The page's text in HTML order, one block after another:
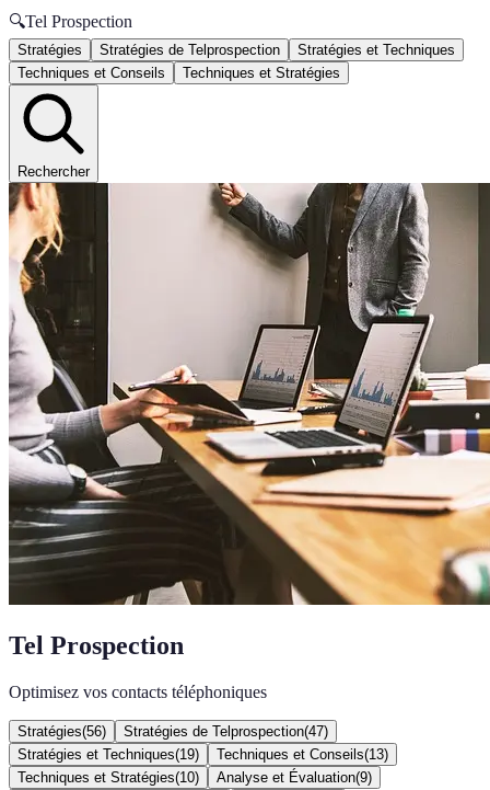
🔍Tel Prospection
Stratégies Stratégies de Telprospection
Stratégies et Techniques
Techniques et Conseils
Techniques et Stratégies
Rechercher
Tel Prospection
Optimisez vos contacts téléphoniques
Stratégies(56) Stratégies de Telprospection(47)
Stratégies et Techniques(19) Techniques et Conseils(13)
Techniques et Stratégies(10) Analyse et Évaluation(9)